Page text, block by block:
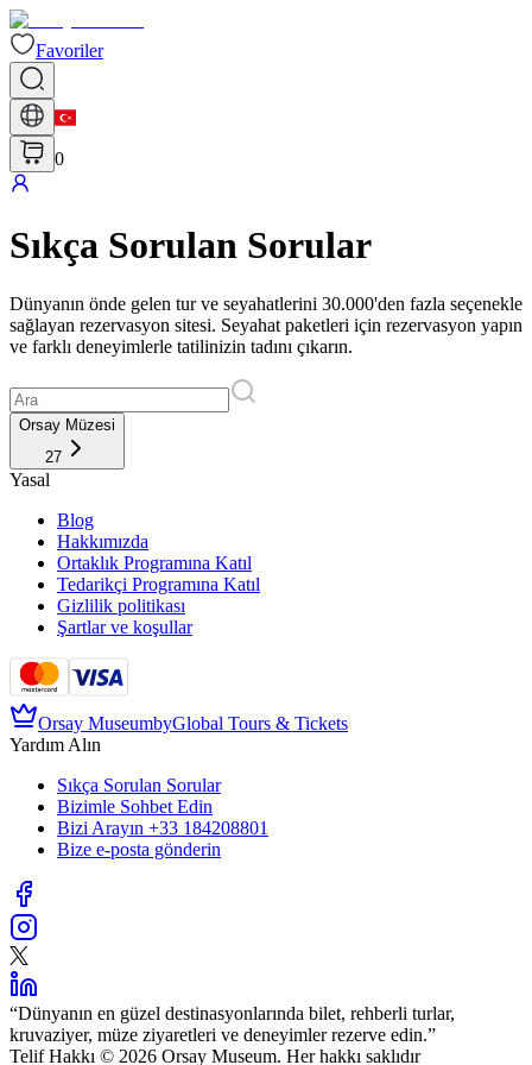
Favoriler
0
Sıkça Sorulan Sorular
Dünyanın önde gelen tur ve seyahatlerini 30.000'den fazla seçenekle
sağlayan rezervasyon sitesi. Seyahat paketleri için rezervasyon yapın
ve farklı deneyimlerle tatilinizin tadını çıkarın.
Orsay Müzesi
27
Yasal
Blog
Hakkımızda
Ortaklık Programına Katıl
Tedarikçi Programına Katıl
Gizlilik politikası
Şartlar ve koşullar
Orsay MuseumbyGlobal Tours & Tickets
Yardım Alın
Sıkça Sorulan Sorular
Bizimle Sohbet Edin
Bizi Arayın +33 184208801
Bize e-posta gönderin
“Dünyanın en güzel destinasyonlarında bilet, rehberli turlar,
kruvaziyer, müze ziyaretleri ve deneyimler rezerve edin.”
Telif Hakkı © 2026 Orsay Museum. Her hakkı saklıdır